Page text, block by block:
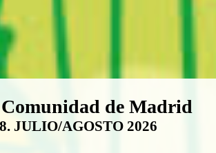
Comunidad de
de Madrid
JULIO/AGOSTO 2026